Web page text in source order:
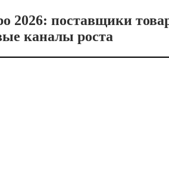
2026: поставщики
каналы роста